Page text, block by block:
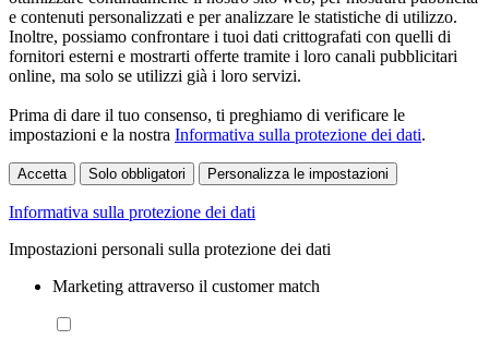
e contenuti personalizzati e per analizzare le statistiche di utilizzo.
Inoltre, possiamo confrontare i tuoi dati crittografati con quelli di
fornitori esterni e mostrarti offerte tramite i loro canali pubblicitari
online, ma solo se utilizzi già i loro servizi.
Prima di dare il tuo consenso, ti preghiamo di verificare le
impostazioni e la nostra Informativa sulla protezione dei dati.
Accetta Solo obbligatori Personalizza le impostazioni
Informativa sulla protezione dei dati
Impostazioni personali sulla protezione dei dati
Marketing attraverso il customer match